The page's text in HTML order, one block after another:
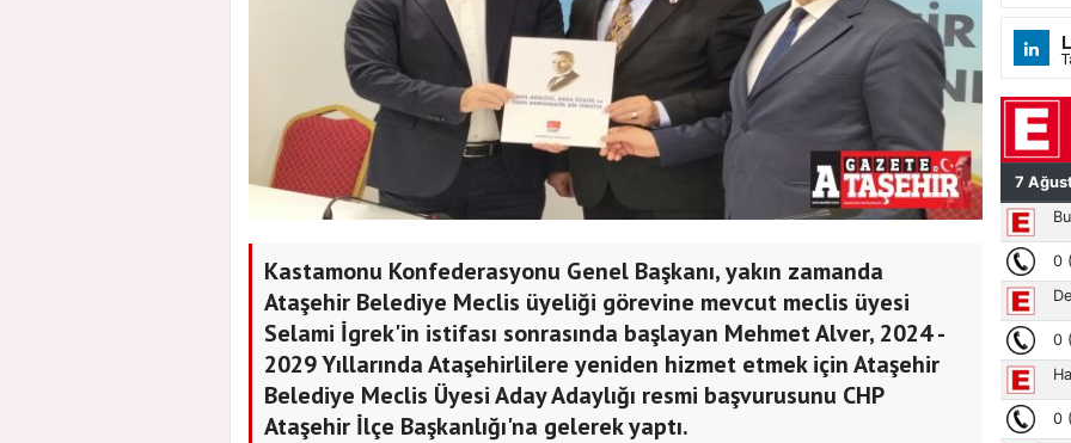
Kastamonu Konfederasyonu Genel Başkanı, yakın zamanda
Ataşehir Belediye Meclis üyeliği görevine mevcut meclis üyesi
Selami İgrek'in istifası sonrasında başlayan Mehmet Alver, 2024 -
2029 Yıllarında Ataşehirlilere yeniden hizmet etmek için Ataşehir
Belediye Meclis Üyesi Aday Adaylığı resmi başvurusunu CHP
Ataşehir İlçe Başkanlığı'na gelerek yaptı.